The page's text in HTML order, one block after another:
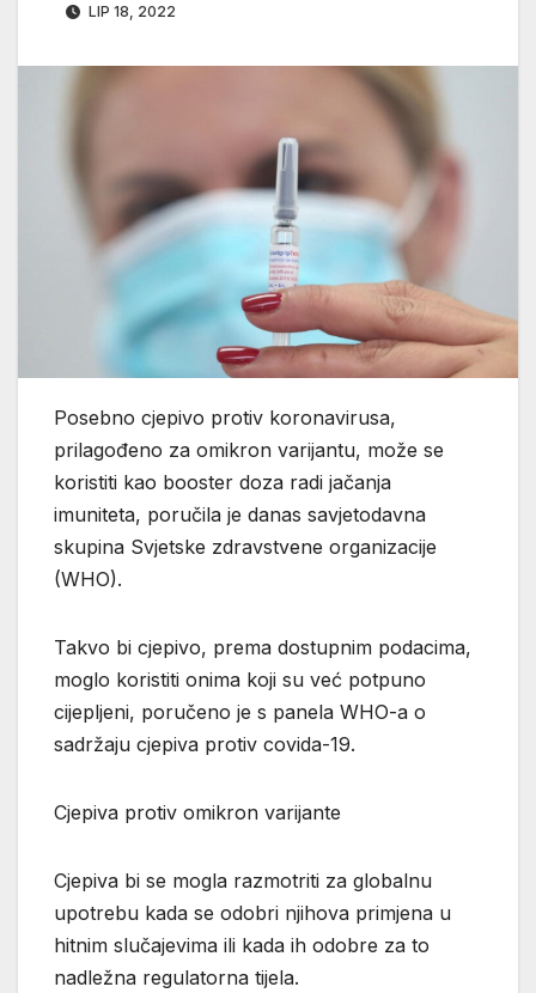
LIP 18, 2022
Posebno cjepivo protiv koronavirusa,
prilagođeno za omikron varijantu, može se
koristiti kao booster doza radi jačanja
imuniteta, poručila je danas savjetodavna
skupina Svjetske zdravstvene organizacije
(WHO).
Takvo bi cjepivo, prema dostupnim podacima,
moglo koristiti onima koji su već potpuno
cijepljeni, poručeno je s panela WHO-a o
sadržaju cjepiva protiv covida-19.
Cjepiva protiv omikron varijante
Cjepiva bi se mogla razmotriti za globalnu
upotrebu kada se odobri njihova primjena u
hitnim slučajevima ili kada ih odobre za to
nadležna regulatorna tijela.